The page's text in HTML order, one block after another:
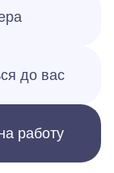
до вас
работу